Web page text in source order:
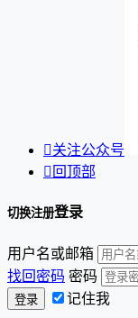
关注公众号
 回顶部
切换注册登录
用户名或邮箱
找回密码 密码
记住我